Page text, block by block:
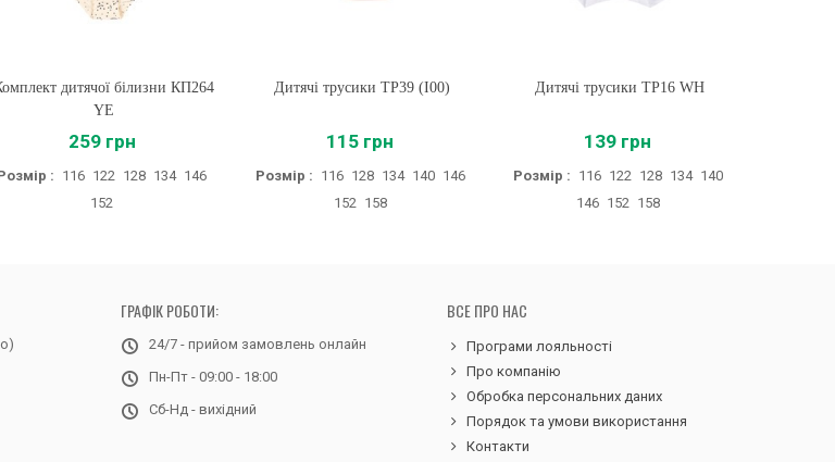
Купити
дитячої білизни КП264
YE
259 грн
: 116 122 128 134 146
152
Купити
Дитячі трусики ТР39 (I00)
115 грн
Розмір : 116 128 134 140 146
152 158
Купити
Дитячі трусики ТР16 WH
139 грн
Розмір : 116 122 128 134 140
146 152 158
ГРАФІК РОБОТИ:
24/7 - прийом замовлень онлайн
Пн-Пт - 09:00 - 18:00
Сб-Нд - вихідний
ВСЕ ПРО НАС
Програми лояльності
Про компанію
Обробка персональних даних
Порядок та умови використання
Контакти